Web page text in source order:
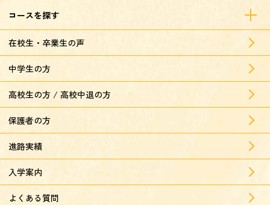
コースを探す
在校生・卒業生の声
中学生の方
高校生の方 / 高校中退の方
保護者の方
進路実績
入学案内
よくある質問